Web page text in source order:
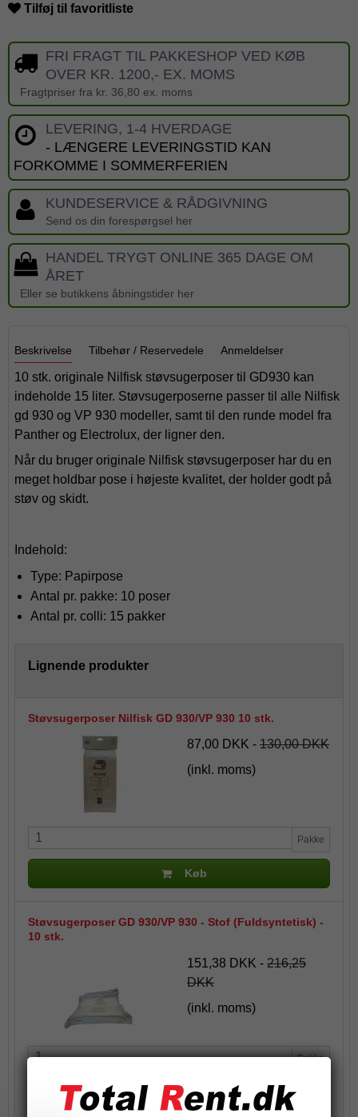
Tilføj til favoritliste
FRI FRAGT TIL PAKKESHOP VED KØB
OVER KR. 1200,- EX. MOMS
Fragtpriser fra kr. 36,80 ex. moms
LEVERING, 1-4 HVERDAGE
- LÆNGERE LEVERINGSTID KAN
FORKOMME I SOMMERFERIEN
KUNDESERVICE & RÅDGIVNING
Send os din forespørgsel her
HANDEL TRYGT ONLINE 365 DAGE OM
ÅRET
Eller se butikkens åbningstider her
Beskrivelse Tilbehør / Reservedele Anmeldelser
10 stk. originale Nilfisk støvsugerposer til GD930 kan
indeholde 15 liter. Støvsugerposerne passer til alle Nilfisk
gd 930 og VP 930 modeller, samt til den runde model fra
Panther og Electrolux, der ligner den.
Når du bruger originale Nilfisk støvsugerposer har du en
meget holdbar pose i højeste kvalitet, der holder godt på
støv og skidt.
Indehold:
Type: Papirpose
Antal pr. pakke: 10 poser
Antal pr. colli: 15 pakker
Lignende produkter
Støvsugerposer Nilfisk GD 930/VP 930 10 stk.
87,00 DKK - 130,00 DKK
(inkl. moms)
Pakke
Køb
Støvsugerposer GD 930/VP 930 - Stof (Fuldsyntetisk) -
10 stk.
151,38 DKK - 216,25
DKK
(inkl. moms)
Pakke
Køb